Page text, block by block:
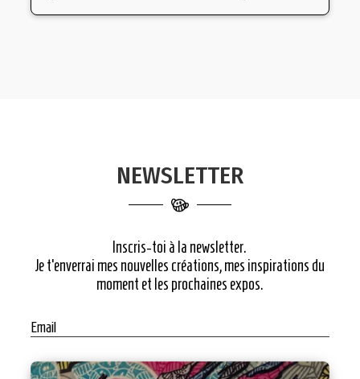
NEWSLETTER
Inscris-toi à la newsletter.
Je t’enverrai mes nouvelles créations, mes inspirations du
moment et les prochaines expos.
Email